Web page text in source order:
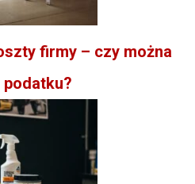
firmy – czy można